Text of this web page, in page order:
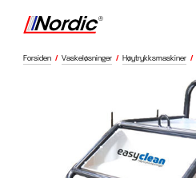
Forsiden / Vaskeløsninger / Høytrykksmaskiner /